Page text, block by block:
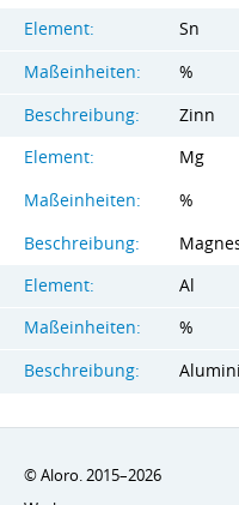
Element:
Sn
Maßeinheiten:
%
Beschreibung:
Zinn
Element:
Mg
Maßeinheiten:
%
Beschreibung:
Element:
Al
Maßeinheiten:
%
Beschreibung:
© Aloro. 2015–2026